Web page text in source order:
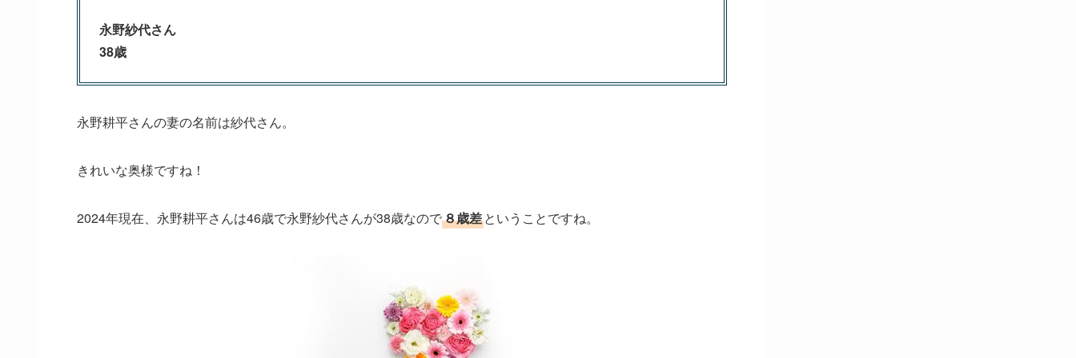
永野紗代さん
38歳
永野耕平さんの妻の名前は紗代さん。
きれいな奥様ですね！
2024年現在、永野耕平さんは46歳で永野紗代さんが38歳なので８歳差ということですね。